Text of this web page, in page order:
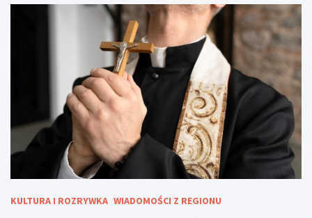
KULTURA I ROZRYWKA WIADOMOŚCI Z REGIONU